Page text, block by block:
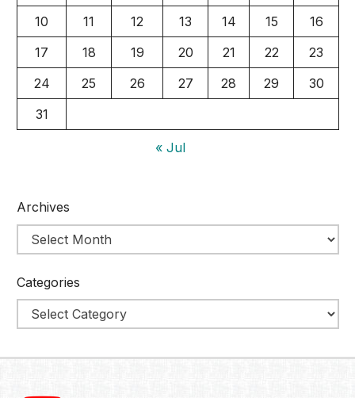
10
11 12 13 14 15
16
17
18 19 20 21 22
23
24
25 26 27 28 29
30
31
« Jul
Archives
Categories